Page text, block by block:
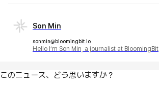
Son Min
sonmin@bloomingbit.io
Hello I’m Son Min, a journalist at BloomingBit
このニュース、どう思いますか？